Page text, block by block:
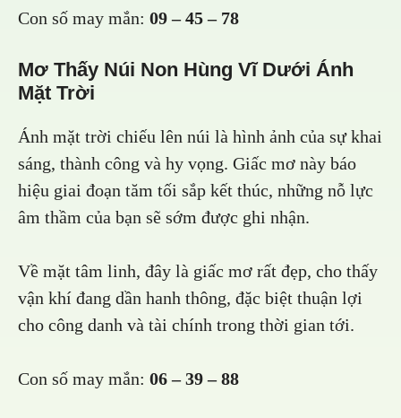
Con số may mắn: 09 – 45 – 78
Mơ Thấy Núi Non Hùng Vĩ Dưới Ánh
Mặt Trời
Ánh mặt trời chiếu lên núi là hình ảnh của sự khai
sáng, thành công và hy vọng. Giấc mơ này báo
hiệu giai đoạn tăm tối sắp kết thúc, những nỗ lực
âm thầm của bạn sẽ sớm được ghi nhận.
Về mặt tâm linh, đây là giấc mơ rất đẹp, cho thấy
vận khí đang dần hanh thông, đặc biệt thuận lợi
cho công danh và tài chính trong thời gian tới.
Con số may mắn: 06 – 39 – 88